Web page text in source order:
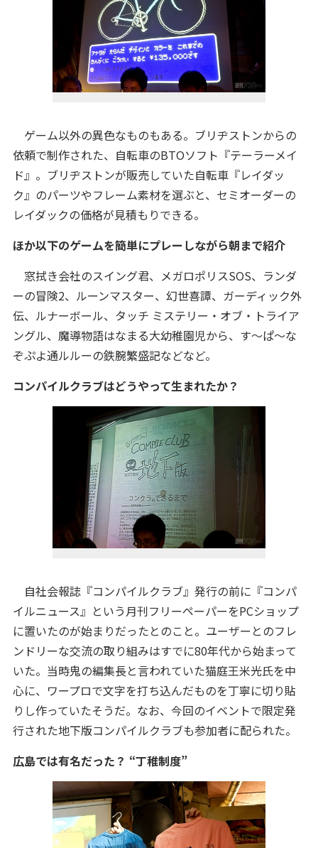
ゲーム以外の異色なものもある。ブリヂストンからの
依頼で制作された、自転車のBTOソフト『テーラーメイ
ド』。ブリヂストンが販売していた自転車『レイダッ
ク』のパーツやフレーム素材を選ぶと、セミオーダーの
レイダックの価格が見積もりできる。
ほか以下のゲームを簡単にプレーしながら朝まで紹介
窓拭き会社のスイング君、メガロポリスSOS、ランダ
ーの冒険2、ルーンマスター、幻世喜譚、ガーディック外
伝、ルナーボール、タッチ ミステリー・オブ・トライア
ングル、魔導物語はなまる大幼稚園児から、す～ぱ～な
ぞぷよ通ルルーの鉄腕繁盛記などなど。
コンパイルクラブはどうやって生まれたか？
自社会報誌『コンパイルクラブ』発行の前に『コンパ
イルニュース』という月刊フリーペーパーをPCショップ
に置いたのが始まりだったとのこと。ユーザーとのフレ
ンドリーな交流の取り組みはすでに80年代から始まって
いた。当時鬼の編集長と言われていた猫庭王米光氏を中
心に、ワープロで文字を打ち込んだものを丁寧に切り貼
りし作っていたそうだ。なお、今回のイベントで限定発
行された地下版コンパイルクラブも参加者に配られた。
広島では有名だった？ “丁稚制度”